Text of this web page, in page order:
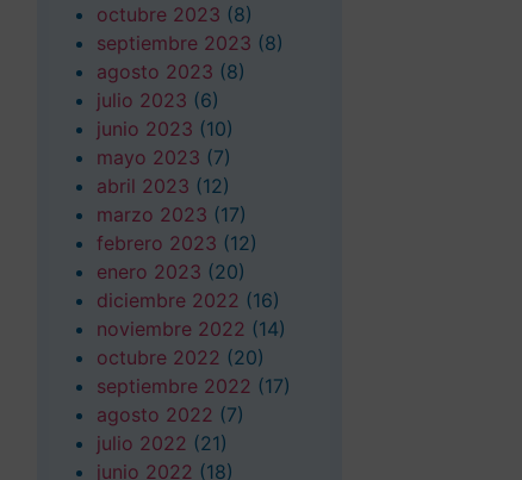
octubre 2023 (8)
septiembre 2023 (8)
agosto 2023 (8)
julio 2023 (6)
junio 2023 (10)
mayo 2023 (7)
abril 2023 (12)
marzo 2023 (17)
febrero 2023 (12)
enero 2023 (20)
diciembre 2022 (16)
noviembre 2022 (14)
octubre 2022 (20)
septiembre 2022 (17)
agosto 2022 (7)
julio 2022 (21)
junio 2022 (18)